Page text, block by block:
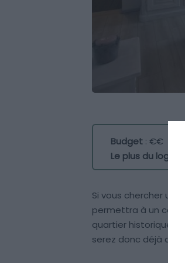
Budget : €€
Le plus du
Si vous chercher un
permettra à un
quartier historique,
serez donc déjà